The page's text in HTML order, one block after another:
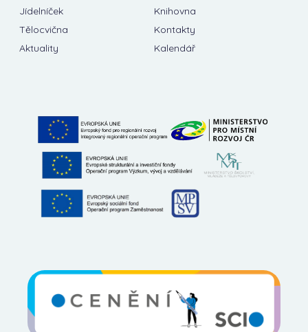
Jídelníček
Knihovna
Tělocvična
Kontakty
Aktuality
Kalendář